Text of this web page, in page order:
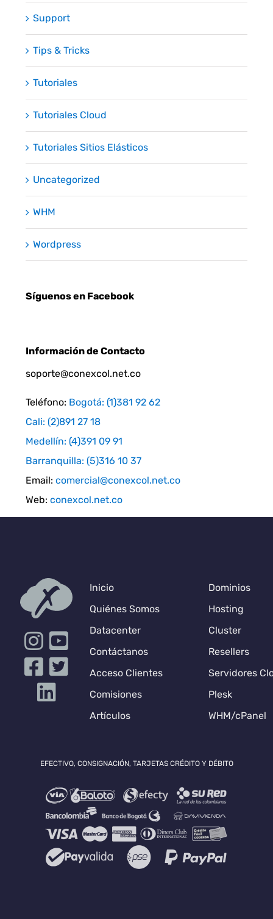
Support
Tips & Tricks
Tutoriales
Tutoriales Cloud
Tutoriales Sitios Elásticos
Uncategorized
WHM
Wordpress
Síguenos en Facebook
Información de Contacto
soporte@conexcol.net.co
Teléfono: Bogotá: (1)381 92 62
Cali: (2)891 27 18
Medellín: (4)391 09 91
Barranquilla: (5)316 10 37
Email: comercial@conexcol.net.co
Web: conexcol.net.co
Inicio
Quiénes Somos
Datacenter
Contáctanos
Acceso Clientes
Comisiones
Artículos
Dominios
Hosting
Cluster
Resellers
Servidores
Plesk
WHM/cPanel
EFECTIVO, CONSIGNACIÓN, TARJETAS CRÉDITO Y DÉBITO